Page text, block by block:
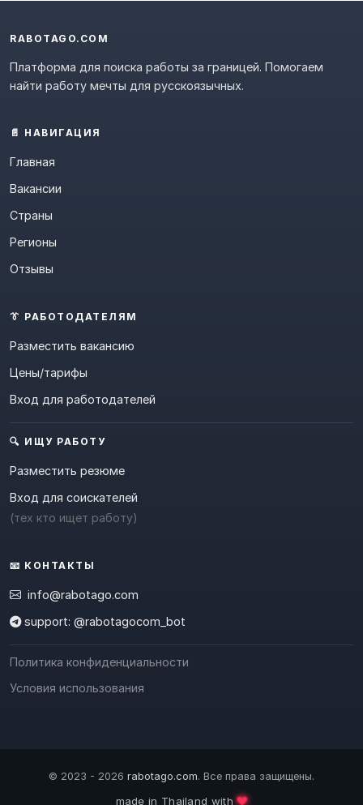
RABOTAGO.COM
Платформа для поиска работы за границей. Помогаем
найти работу мечты для русскоязычных.
📄 НАВИГАЦИЯ
Главная
Вакансии
Страны
Регионы
Отзывы
👔 РАБОТОДАТЕЛЯМ
Разместить вакансию
Цены/тарифы
Вход для работодателей
🔍 ИЩУ РАБОТУ
Разместить резюме
Вход для соискателей
(тех кто ищет работу)
📧 КОНТАКТЫ
info@rabotago.com
support: @rabotagocom_bot
Политика конфиденциальности
Условия использования
© 2023 - 2026 rabotago.com. Все права защищены.
made in Thailand with❤️